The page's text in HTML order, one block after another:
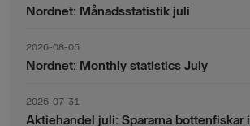
Nordnet: Månadsstatistik juli
2026-08-05
Nordnet: Monthly statistics July
2026-07-31
Aktiehandel juli: Spararna bottenfiskar i